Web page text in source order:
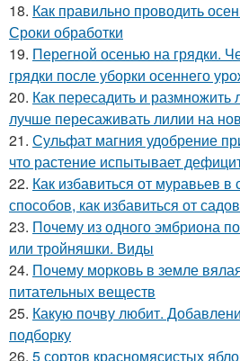
18. Как правильно проводить
Сроки обработки
19. Перегной осенью на грядки.
грядки после уборки осеннего
20. Как пересадить и размножить
лучше пересаживать лилии на
21. Сульфат магния удобрение
что растение испытывает
22. Как избавиться от муравьев в
способов, как избавиться от
23. Почему из одного эмбриона
или тройняшки. Виды
24. Почему морковь в земле
питательных веществ
25. Какую почву любит.
подборку
26. 5 сортов красномясистых